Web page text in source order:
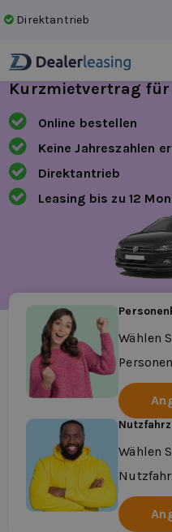
Direktantrieb
Kurzmietvertrag für
Online bestellen
Keine Jahreszahlen
Direktantrieb
Leasing bis zu 12
Wählen
Wählen